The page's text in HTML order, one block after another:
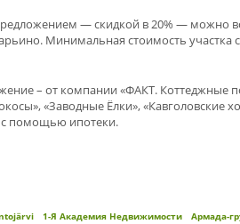
— скидкой в 20% — можно
Минимальная стоимость участка
– от компании «ФАКТ. Коттеджные
«Заводные Ёлки», «Кавголовские
с помощью ипотеки.
1-Я Академия Недвижимости Армада-